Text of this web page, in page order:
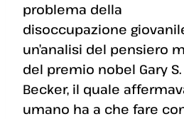
problema della
disoccupazione
un’analisi del pensiero
del premio nobel Gary S.
Becker, il quale
umano ha a che fare